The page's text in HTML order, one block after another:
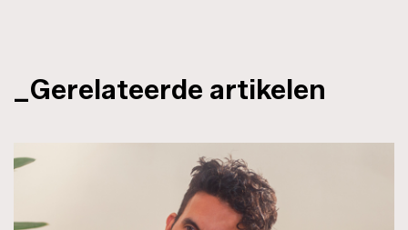
_Gerelateerde artikelen